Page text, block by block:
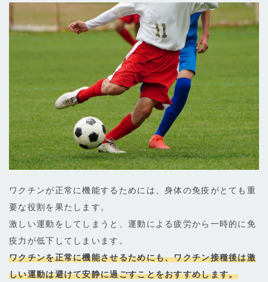
ワクチンが正常に機能するためには、身体の免疫がとても重
要な役割を果たします。
激しい運動をしてしまうと、運動による疲労から一時的に免
疫力が低下してしまいます。
ワクチンを正常に機能させるためにも、ワクチン接種後は激
しい運動は避けて安静に過ごすことをおすすめします。